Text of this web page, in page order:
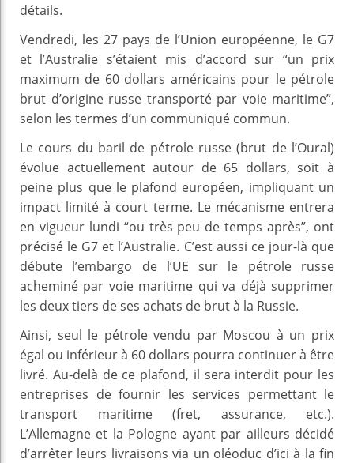
détails.
Vendredi, les 27 pays de l’Union européenne, le G7
et l’Australie s’étaient mis d’accord sur “un prix
maximum de 60 dollars américains pour le pétrole
brut d’origine russe transporté par voie maritime”,
selon les termes d’un communiqué commun.
Le cours du baril de pétrole russe (brut de l’Oural)
évolue actuellement autour de 65 dollars, soit à
peine plus que le plafond européen, impliquant un
impact limité à court terme. Le mécanisme entrera
en vigueur lundi “ou très peu de temps après”, ont
précisé le G7 et l’Australie. C’est aussi ce jour-là que
débute l’embargo de l’UE sur le pétrole russe
acheminé par voie maritime qui va déjà supprimer
les deux tiers de ses achats de brut à la Russie.
Ainsi, seul le pétrole vendu par Moscou à un prix
égal ou inférieur à 60 dollars pourra continuer à être
livré. Au-delà de ce plafond, il sera interdit pour les
entreprises de fournir les services permettant le
transport maritime (fret, assurance, etc.).
L’Allemagne et la Pologne ayant par ailleurs décidé
d’arrêter leurs livraisons via un oléoduc d’ici à la fin